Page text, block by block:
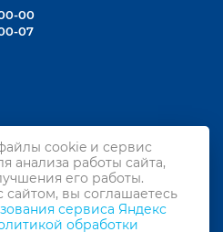
00
07
на новости
cookie и сервис
анализа работы сайта,
его работы.
вы соглашаетесь
сервиса Яндекс
обработки